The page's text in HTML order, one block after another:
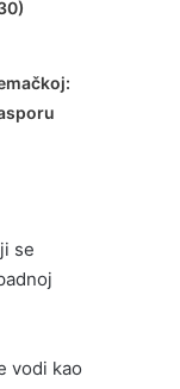
se
vodi kao